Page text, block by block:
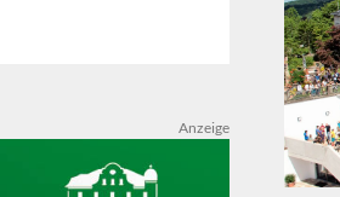
Anzeige